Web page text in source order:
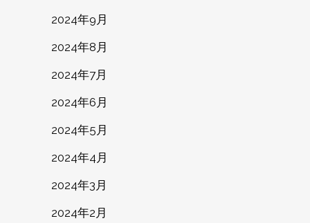
2024年9月
2024年8月
2024年7月
2024年6月
2024年5月
2024年4月
2024年3月
2024年2月